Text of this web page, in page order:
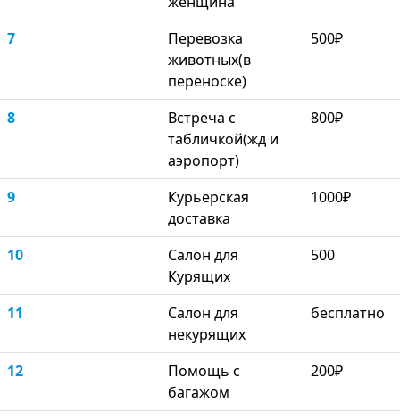
7
Перевозка
животных(в
переноске)
500₽
8
Встреча с
табличкой(жд и
аэропорт)
800₽
9
Курьерская
доставка
1000₽
10
Салон для
Курящих
500
11
Салон для
некурящих
бесплатно
12
Помощь с
багажом
200₽